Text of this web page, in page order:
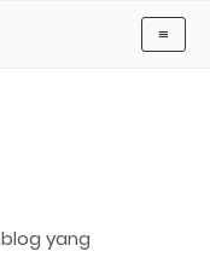
yang
≡